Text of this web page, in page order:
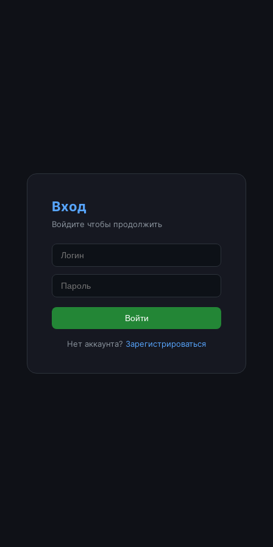
Вход
Войдите чтобы продолжить
Войти
Нет аккаунта? Зарегистрироваться